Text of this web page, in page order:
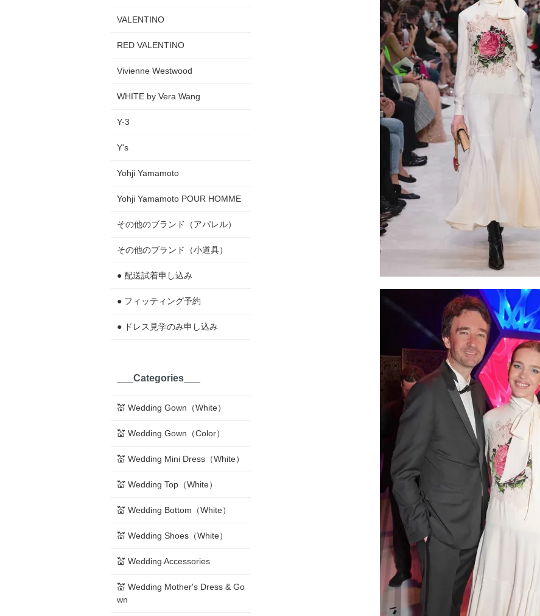
VALENTINO
RED VALENTINO
Vivienne Westwood
WHITE by Vera Wang
Y-3
Y's
Yohji Yamamoto
Yohji Yamamoto POUR HOMME
その他のブランド（アパレル）
その他のブランド（小道具）
● 配送試着申し込み
● フィッティング予約
● ドレス見学のみ申し込み
___Categories___
💒 Wedding Gown（White）
💒 Wedding Gown（Color）
💒 Wedding Mini Dress（White）
💒 Wedding Top（White）
💒 Wedding Bottom（White）
💒 Wedding Shoes（White）
💒 Wedding Accessories
💒 Wedding Mother's Dress & Go
wn